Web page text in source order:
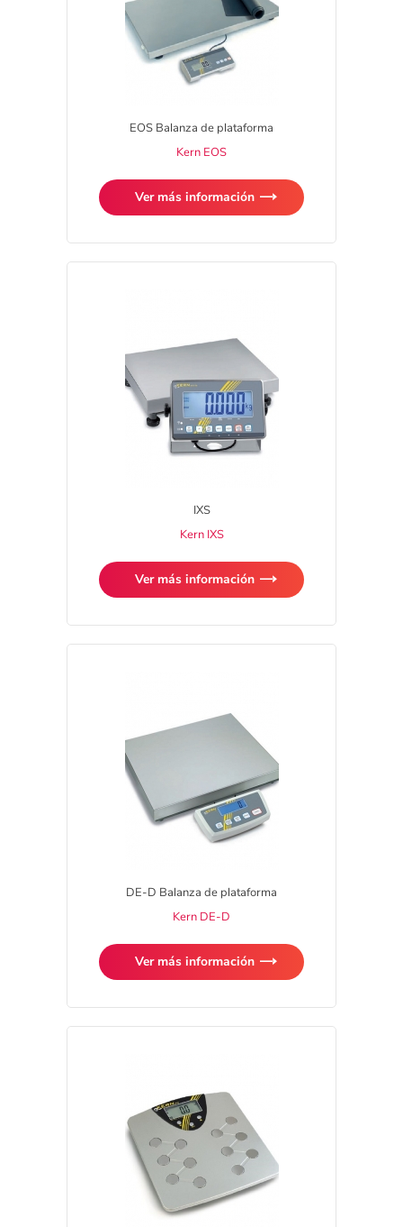
EOS Balanza de plataforma
Kern EOS
Ver más información
IXS
Kern IXS
Ver más información
DE-D Balanza de plataforma
Kern DE-D
Ver más información